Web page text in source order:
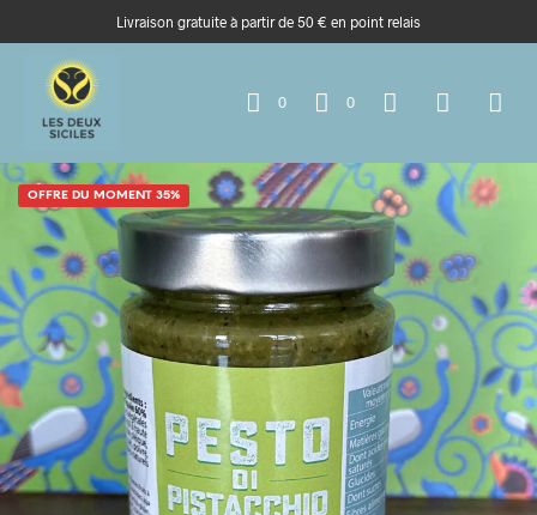
Livraison gratuite à partir de 50 € en point relais
0 0
OFFRE DU MOMENT 35%